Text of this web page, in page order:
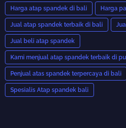
Harga atap spandek di bali Harga
Jual atap spandek terbaik di bali
Jual beli atap spandek
Kami menjual atap spandek terbaik di
Penjual atas spandek terpercaya di bali
Spesialis Atap spandek bali